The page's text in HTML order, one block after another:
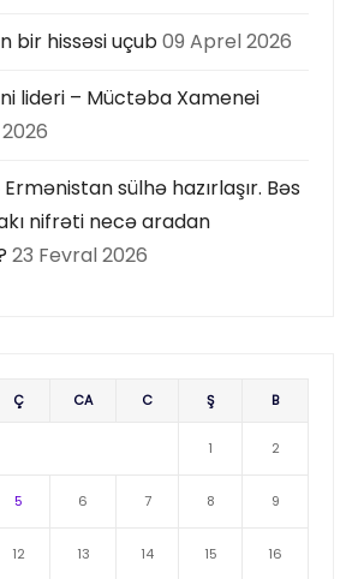
bir hissəsi uçub09 Aprel 2026
lideri – Müctəba Xamenei
sülhə hazırlaşır. Bəs
nifrəti necə aradan
23 Fevral 2026
Ç CA C Ş B
1 2
5 6 7 8 9
12 13 14 15 16